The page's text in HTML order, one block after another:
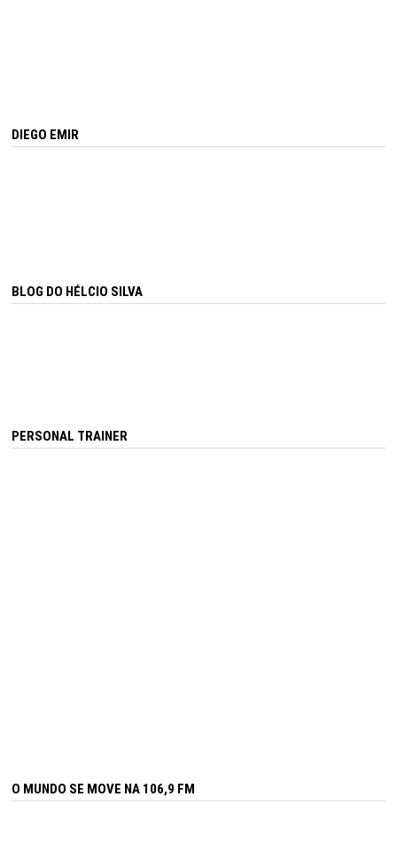
DIEGO EMIR
BLOG DO HÉLCIO SILVA
PERSONAL TRAINER
O MUNDO SE MOVE NA 106,9 FM